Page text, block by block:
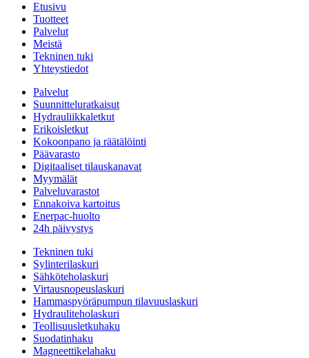
Etusivu
Tuotteet
Palvelut
Meistä
Tekninen tuki
Yhteystiedot
Palvelut
Suunnitteluratkaisut
Hydrauliikkaletkut
Erikoisletkut
Kokoonpano ja räätälöinti
Päävarasto
Digitaaliset tilauskanavat
Myymälät
Palveluvarastot
Ennakoiva kartoitus
Enerpac-huolto
24h päivystys
Tekninen tuki
Sylinterilaskuri
Sähköteholaskuri
Virtausnopeuslaskuri
Hammaspyöräpumpun tilavuuslaskuri
Hydrauliteholaskuri
Teollisuusletkuhaku
Suodatinhaku
Magneettikelahaku